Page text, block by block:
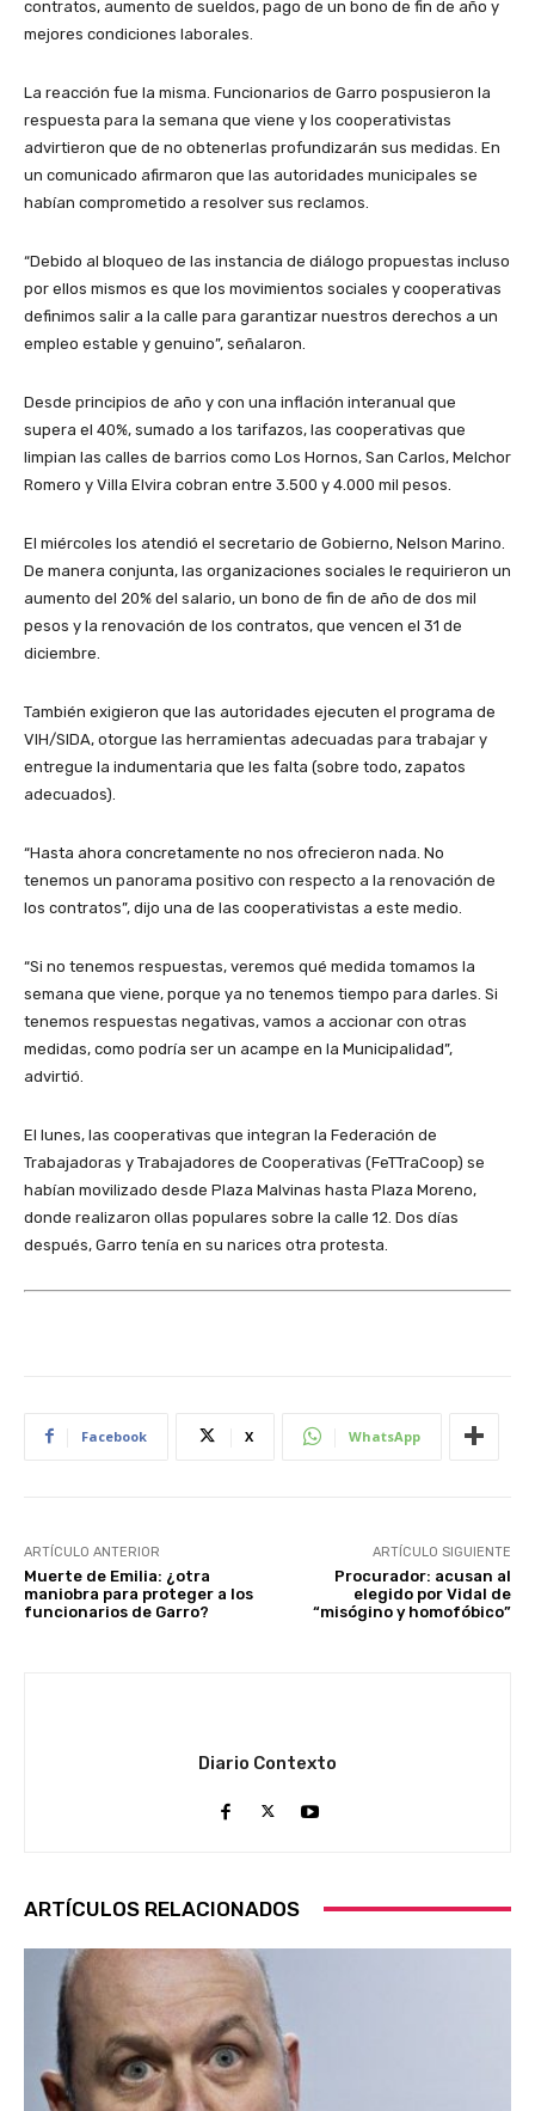
contratos, aumento de sueldos, pago de un bono de fin de año y
mejores condiciones laborales.
La reacción fue la misma. Funcionarios de Garro pospusieron la
respuesta para la semana que viene y los cooperativistas
advirtieron que de no obtenerlas profundizarán sus medidas. En
un comunicado afirmaron que las autoridades municipales se
habían comprometido a resolver sus reclamos.
“Debido al bloqueo de las instancia de diálogo propuestas incluso
por ellos mismos es que los movimientos sociales y cooperativas
definimos salir a la calle para garantizar nuestros derechos a un
empleo estable y genuino”, señalaron.
Desde principios de año y con una inflación interanual que
supera el 40%, sumado a los tarifazos, las cooperativas que
limpian las calles de barrios como Los Hornos, San Carlos, Melchor
Romero y Villa Elvira cobran entre 3.500 y 4.000 mil pesos.
El miércoles los atendió el secretario de Gobierno, Nelson Marino.
De manera conjunta, las organizaciones sociales le requirieron un
aumento del 20% del salario, un bono de fin de año de dos mil
pesos y la renovación de los contratos, que vencen el 31 de
diciembre.
También exigieron que las autoridades ejecuten el programa de
VIH/SIDA, otorgue las herramientas adecuadas para trabajar y
entregue la indumentaria que les falta (sobre todo, zapatos
adecuados).
“Hasta ahora concretamente no nos ofrecieron nada. No
tenemos un panorama positivo con respecto a la renovación de
los contratos”, dijo una de las cooperativistas a este medio.
“Si no tenemos respuestas, veremos qué medida tomamos la
semana que viene, porque ya no tenemos tiempo para darles. Si
tenemos respuestas negativas, vamos a accionar con otras
medidas, como podría ser un acampe en la Municipalidad”,
advirtió.
El lunes, las cooperativas que integran la Federación de
Trabajadoras y Trabajadores de Cooperativas (FeTTraCoop) se
habían movilizado desde Plaza Malvinas hasta Plaza Moreno,
donde realizaron ollas populares sobre la calle 12. Dos días
después, Garro tenía en su narices otra protesta.
Facebook X WhatsApp
ARTÍCULO ANTERIOR
Muerte de Emilia: ¿otra
maniobra para proteger a los
funcionarios de Garro?
ARTÍCULO SIGUIENTE
Procurador: acusan al
elegido por Vidal de
“misógino y homofóbico”
Diario Contexto
ARTÍCULOS RELACIONADOS